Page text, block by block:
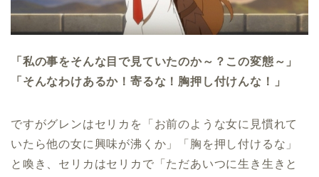
「私の事をそんな目で見ていたのか～？この変態～」
「そんなわけあるか！寄るな！胸押し付けんな！」
ですがグレンはセリカを「お前のような女に見慣れて
いたら他の女に興味が沸くか」「胸を押し付けるな」
と喚き、セリカはセリカで「ただあいつに生き生きと